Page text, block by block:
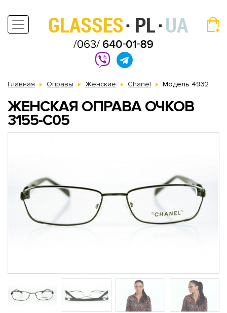
Главная Оправы Женские Chanel Модель 4932
ЖЕНСКАЯ ОПРАВА ОЧКОВ
3155-C05